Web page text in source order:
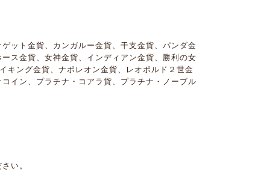
ット金貨、カンガルー金貨、干支金貨、パンダ金
ス金貨、女神金貨、インディアン金貨、勝利の女
キング金貨、ナポレオン金貨、レオポルド２世金
イン、プラチナ・コアラ貨、プラチナ・ノーブル
い。